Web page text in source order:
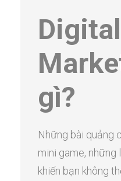
Digital
gì?
Những bài quảng
mini game, những
khiến bạn không